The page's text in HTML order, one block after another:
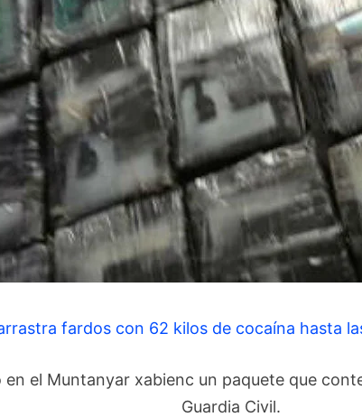
fardos con 62 kilos de cocaína hasta
el Muntanyar xabienc un paquete que
Guardia Civil.